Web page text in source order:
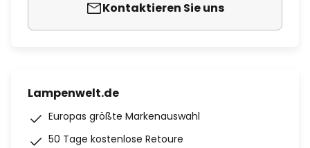
Kontaktieren Sie uns
Lampenwelt.de
Europas größte Markenauswahl
50 Tage kostenlose Retoure